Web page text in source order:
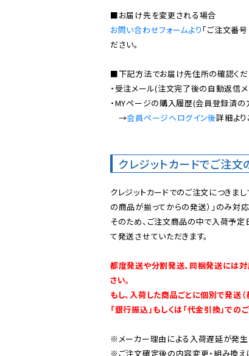
お問い合わせフォームより 「ご注文番
ださい。
■下記方法でお届け先住所の確認くだ
・受注メール(注文完了後の自動返信
・MYページの購入履歴(会員登録済の
→会員ページへログイン後詳細より
クレジットカードでご注文
クレジットカードでのご注文につきま
の商品が揃ってからの発送）」のみ対応
そのため、ご注文商品の中で入荷予
て発送させていただきます。
都度発送や分割発送、同梱発送には対
さい。
もし、入荷した商品ごとに個別で発送
「銀行振込」もしくは「代金引換」での
※メーカー理由による入荷遅延が発生
※ご注文確定後の内容変更・組み換え